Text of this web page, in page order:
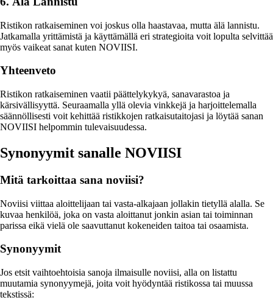
Ristikon ratkaiseminen voi joskus olla haastavaa, mutta älä lannistu.
Jatkamalla yrittämistä ja käyttämällä eri strategioita voit lopulta selvittää
myös vaikeat sanat kuten NOVIISI.
Yhteenveto
Ristikon ratkaiseminen vaatii päättelykykyä, sanavarastoa ja
kärsivällisyyttä. Seuraamalla yllä olevia vinkkejä ja harjoittelemalla
säännöllisesti voit kehittää ristikkojen ratkaisutaitojasi ja löytää sanan
NOVIISI helpommin tulevaisuudessa.
Synonyymit sanalle NOVIISI
Mitä tarkoittaa sana noviisi?
Noviisi viittaa aloittelijaan tai vasta-alkajaan jollakin tietyllä alalla. Se
kuvaa henkilöä, joka on vasta aloittanut jonkin asian tai toiminnan
parissa eikä vielä ole saavuttanut kokeneiden taitoa tai osaamista.
Synonyymit
Jos etsit vaihtoehtoisia sanoja ilmaisulle noviisi, alla on listattu
muutamia synonyymejä, joita voit hyödyntää ristikossa tai muussa
tekstissä: